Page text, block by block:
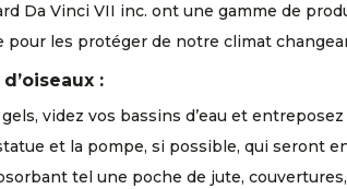
Da Vinci VII inc. ont une gamme de
pour les protéger de notre climat
:
videz vos bassins d’eau et
et la pompe, si possible, qui seront
tel une poche de jute,